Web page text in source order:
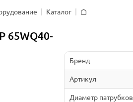
Каталог
65WQ40-
Бренд
Артикул
Диаметр патрубков